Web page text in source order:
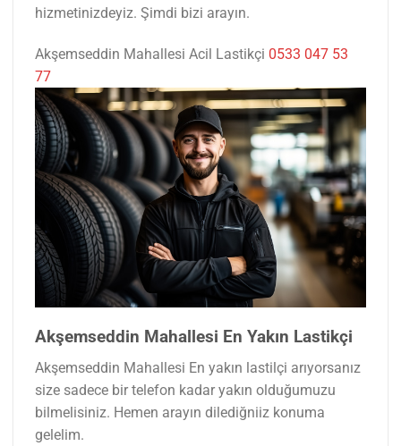
hizmetinizdeyiz. Şimdi bizi arayın.
Akşemseddin Mahallesi Acil Lastikçi 0533 047 53
77
Akşemseddin Mahallesi En Yakın Lastikçi
Akşemseddin Mahallesi En yakın lastilçi arıyorsanız
size sadece bir telefon kadar yakın olduğumuzu
bilmelisiniz. Hemen arayın dilediğniiz konuma
gelelim.